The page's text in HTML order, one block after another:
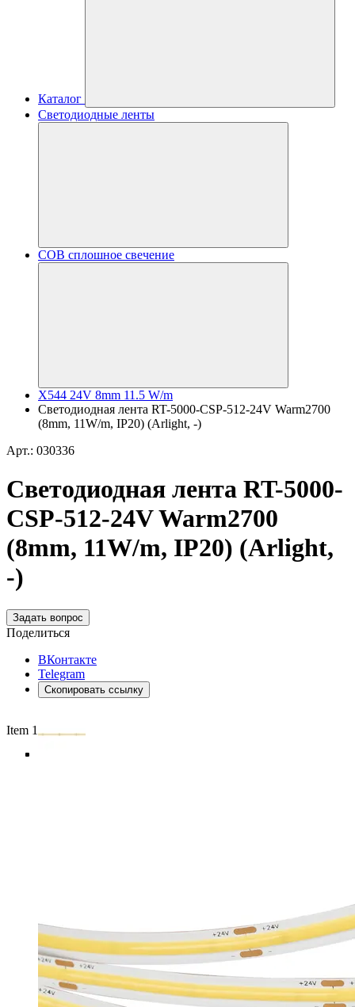
Каталог
Светодиодные ленты
COB сплошное свечение
X544 24V 8mm 11.5 W/m
Светодиодная лента RT-5000-CSP-512-24V Warm2700
(8mm, 11W/m, IP20) (Arlight, -)
Арт.: 030336
Светодиодная лента RT-5000-
CSP-512-24V Warm2700
(8mm, 11W/m, IP20) (Arlight,
-)
Задать вопрос
Поделиться
ВКонтакте
Telegram
Скопировать ссылку
Item 1 of 5